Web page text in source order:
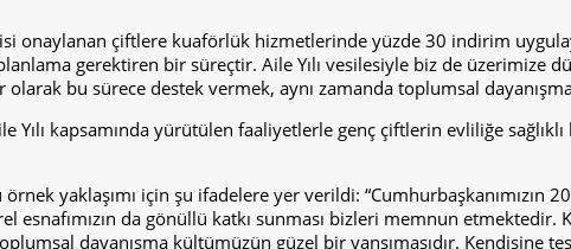
çiftlere kuaförlük hizmetlerinde yüzde 30 indirim
gerektiren bir süreçtir. Aile Yılı vesilesiyle biz de üzerimize
bu sürece destek vermek, aynı zamanda toplumsal
kapsamında yürütülen faaliyetlerle genç çiftlerin evliliğe
yaklaşımı için şu ifadelere yer verildi: “Cumhurbaşkanımızın
esnafımızın da gönüllü katkı sunması bizleri memnun
dayanışma kültümüzün güzel bir yansımasıdır. Kendisine